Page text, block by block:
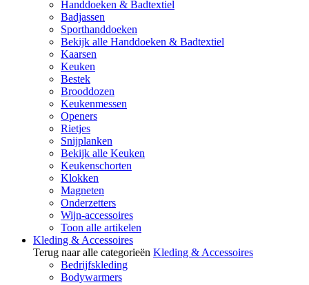
Handdoeken & Badtextiel
Badjassen
Sporthanddoeken
Bekijk alle Handdoeken & Badtextiel
Kaarsen
Keuken
Bestek
Brooddozen
Keukenmessen
Openers
Rietjes
Snijplanken
Bekijk alle Keuken
Keukenschorten
Klokken
Magneten
Onderzetters
Wijn-accessoires
Toon alle artikelen
Kleding & Accessoires
Terug naar alle categorieën Kleding & Accessoires
Bedrijfskleding
Bodywarmers